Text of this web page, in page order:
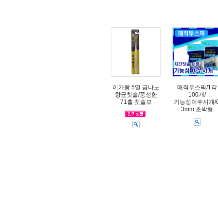
이가왕 5열 금나노
향균칫솔/풍성한
71홀 칫솔모
매직투스픽/1각
100개/
기능성이쑤시개/
3mm 초박형